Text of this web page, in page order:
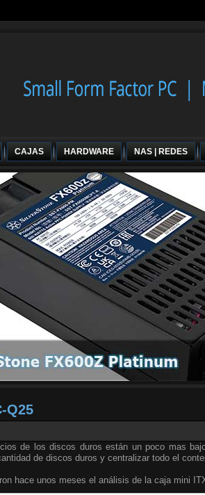
CAJAS HARDWARE NAS | REDES
Q25
de los discos duros están un poco mas
de discos duros y centralizar todo el
hace unos meses el análisis de la caja mini